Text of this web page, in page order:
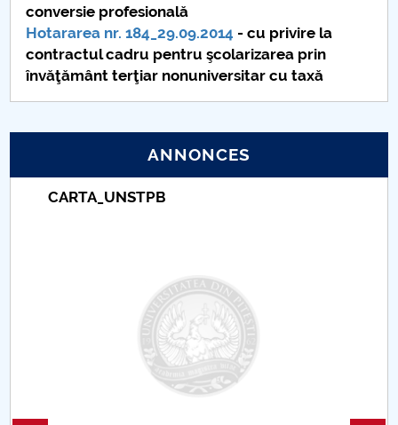
Relations Internationales
PNRR
Proiect (PRIM STUD)
Protection des données personnelles
Comisie de etica unversitară
conversie profesională
Hotararea nr. 184_29.09.2014 - cu privire la
contractul cadru pentru şcolarizarea prin
învăţământ terţiar nonuniversitar cu taxă
ANNONCES
CARTA_UNSTPB